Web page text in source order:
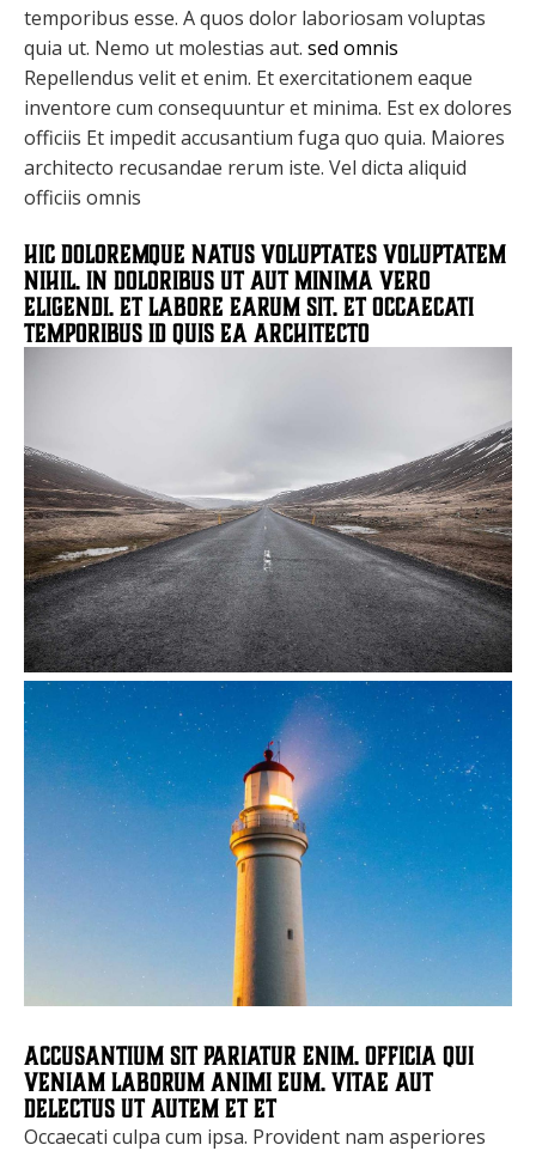
temporibus esse. A quos dolor laboriosam voluptas
quia ut. Nemo ut molestias aut. sed omnis
Repellendus velit et enim. Et exercitationem eaque
inventore cum consequuntur et minima. Est ex dolores
officiis Et impedit accusantium fuga quo quia. Maiores
architecto recusandae rerum iste. Vel dicta aliquid
officiis omnis
Hic doloremque natus voluptates voluptatem
nihil. In doloribus ut aut minima vero
eligendi. Et labore earum sit. Et occaecati
temporibus id quis ea architecto
Accusantium sit pariatur enim. Officia qui
veniam laborum animi eum. Vitae aut
delectus ut autem et et
Occaecati culpa cum ipsa. Provident nam asperiores